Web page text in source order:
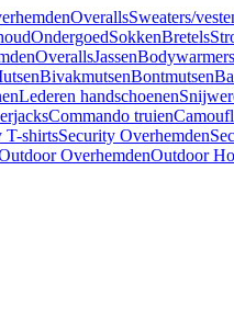
OverallsSweaters/
OndergoedSokkenBretels
OverallsJassenBodywarmers
BivakmutsenBontmutsen
Lederen handschoenen
Commando truien
T-shirtsSecurity Overhemden
OverhemdenOutdoor